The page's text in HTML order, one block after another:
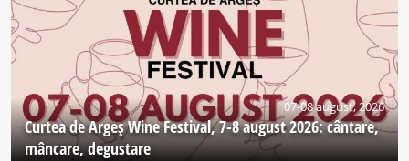
07-08 august, 2026
Curtea de Argeş Wine Festival, 7-8 august 2026: cântare,
mâncare, degustare